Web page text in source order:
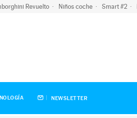
Revuelto Niños coche Smart #2
NEWSLETTER